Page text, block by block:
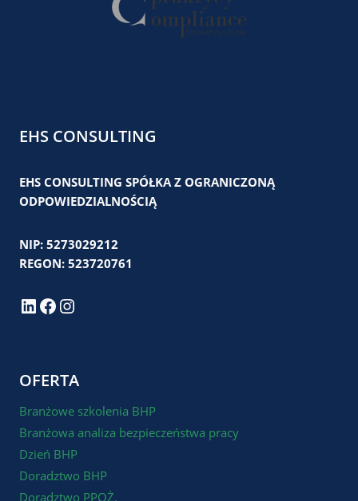
EHS CONSULTING
EHS CONSULTING SPÓŁKA Z OGRANICZONĄ
ODPOWIEDZIALNOŚCIĄ
NIP: 5273029212
REGON: 523720761
LinkedIn
Facebook
Instagram
OFERTA
Branżowe szkolenia BHP
Branżowa analiza bezpieczeństwa pracy
Dzień BHP
Doradztwo BHP
Doradztwo PPOŻ.